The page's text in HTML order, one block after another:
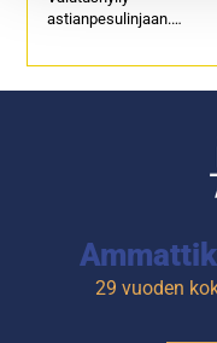
astianpesulinjaan.
Hylly on kallellaan 10°
29 vuoden